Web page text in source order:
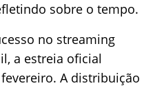
sobre o tempo.
no streaming
a estreia oficial
A distribuição